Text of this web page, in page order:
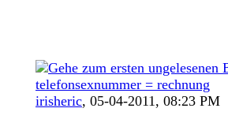
telefonsexnummer = rechnung
irisheric, 05-04-2011, 08:23 PM